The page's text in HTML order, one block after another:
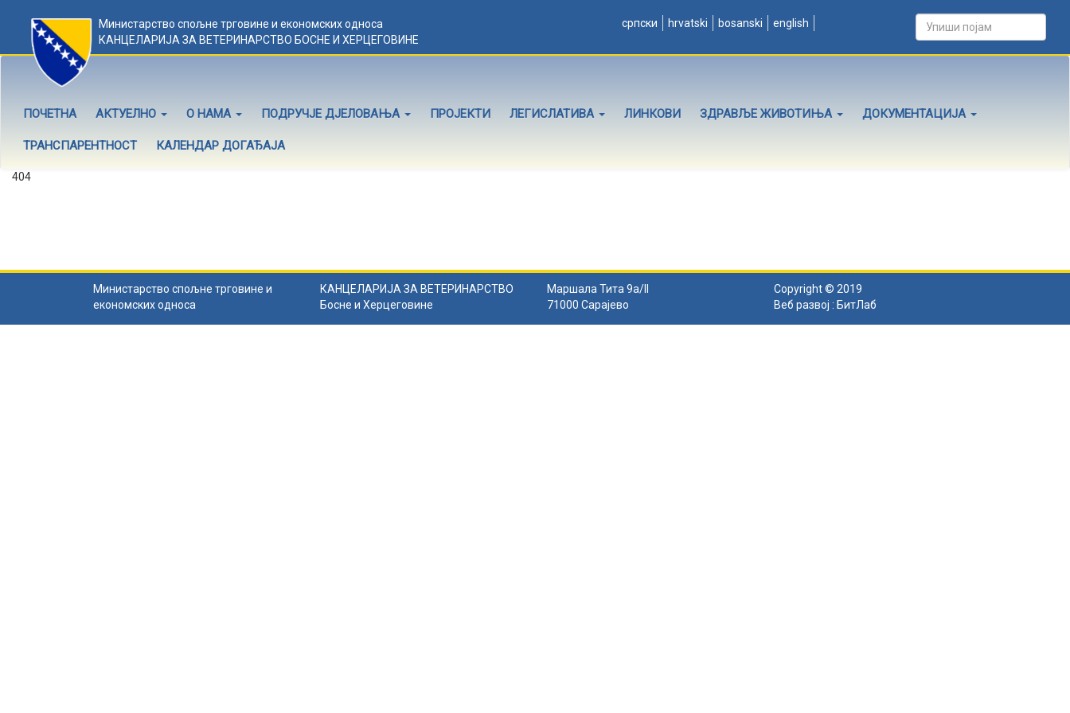
Министарство спољне трговине и економских односа
КАНЦЕЛАРИЈА ЗА ВЕТЕРИНАРСТВО БОСНЕ И ХЕРЦЕГОВИНЕ
српски hrvatski bosanski english
ПОЧЕТНА АКТУЕЛНО О НАМА ПОДРУЧЈЕ ДЈЕЛОВАЊА ПРОЈЕКТИ ЛЕГИСЛАТИВА ЛИНКОВИ ЗДРАВЉЕ ЖИВОТИЊА ДОКУМЕНТАЦИЈА
ТРАНСПАРЕНТНОСТ КАЛЕНДАР ДОГАЂАЈА
404
Министарство спољне трговине и
економских односа
КАНЦЕЛАРИЈА ЗА ВЕТЕРИНАРСТВО
Босне и Херцеговине
Маршала Тита 9а/II
71000 Сарајево
Copyright © 2019
Веб развој : БитЛаб